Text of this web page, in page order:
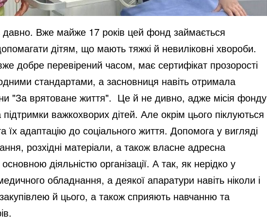
давно. Вже майже 17 років цей фонд займається
дітям, що мають тяжкі й невиліковні хвороби.
добре перевірений часом, має сертифікат прозорості
стандартами, а засновниця навіть отримала
"За врятоване життя". Це й не дивно, адже місія фонду
важкохворих дітей. Але окрім цього піклуються
їх адаптацію до соціального життя. Допомога у вигляді
розхідні матеріали, а також власне адресна
діяльністю організації. А так, як нерідко у
обладнання, а деякої апаратури навіть ніколи і
й цього, а також сприяють навчанню та